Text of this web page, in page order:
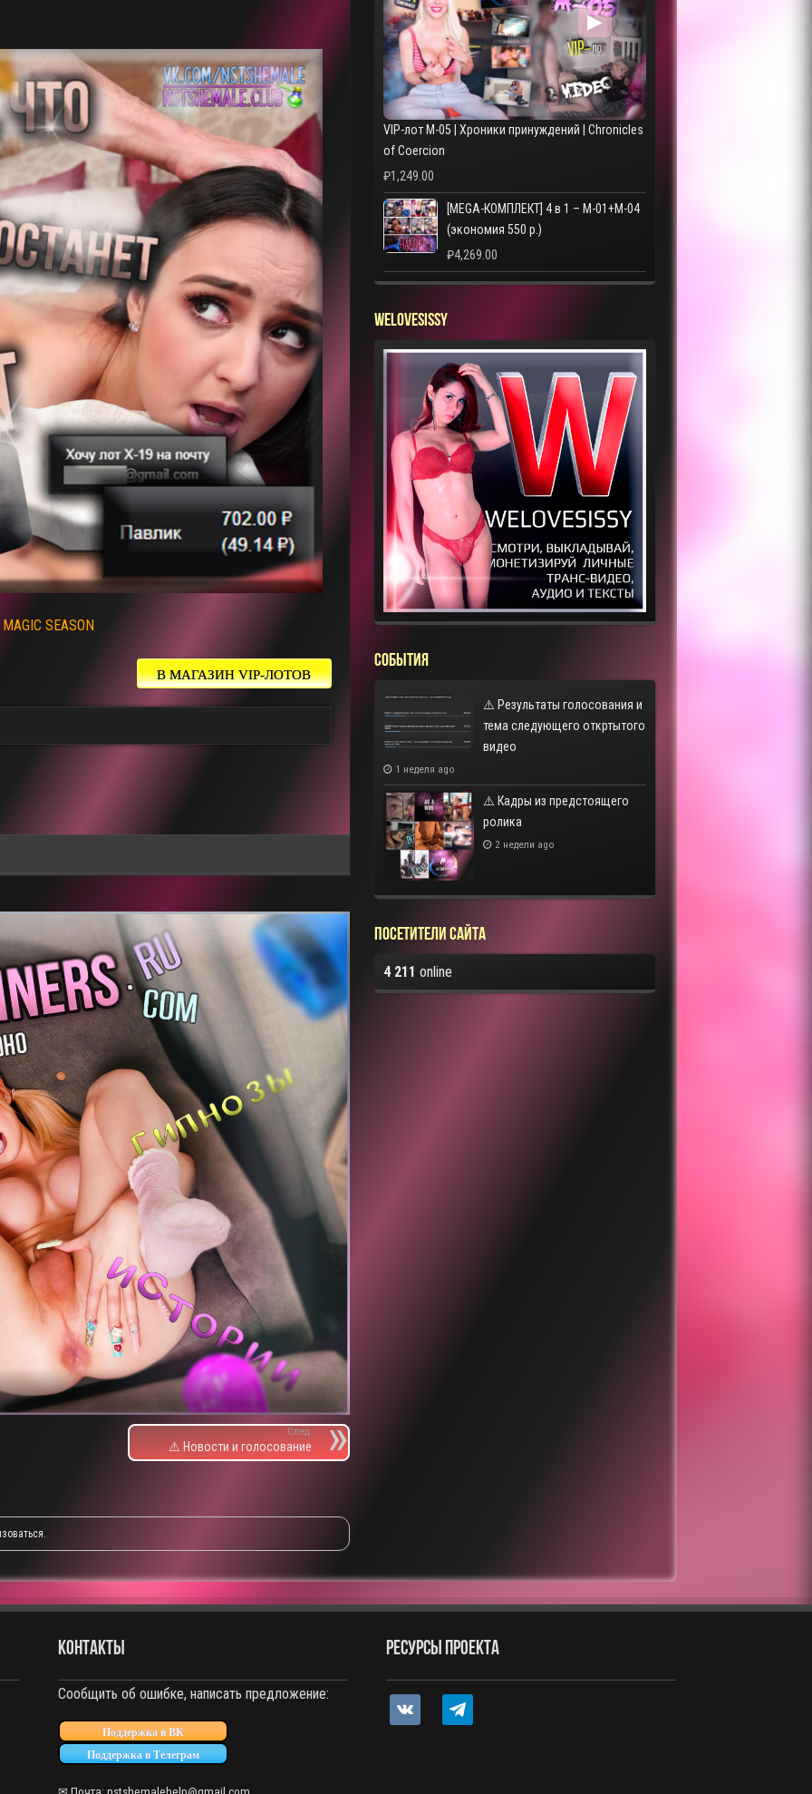
MAGIC SEASON
В МАГАЗИН VIP-ЛОТОВ
След.
⚠️ Новости и голосование
▶
VIP-лот M-05 | Хроники принуждений | Chronicles
of Coercion
₽1,249.00
[MEGA-КОМПЛЕКТ] 4 в 1 – M-01+M-04
(экономия 550 р.)
₽4,269.00
WELOVESISSY
СОБЫТИЯ
⚠️ Результаты голосования и
тема следующего откртытого
видео
1 неделя ago
⚠️ Кадры из предстоящего
ролика
2 недели ago
Посетители сайта
4 211 online
КОНТАКТЫ
Сообщить об ошибке, написать предложение:
Поддержка в ВК
Поддержка в Телеграм
РЕСУРСЫ ПРОЕКТА
vkontakte telegram